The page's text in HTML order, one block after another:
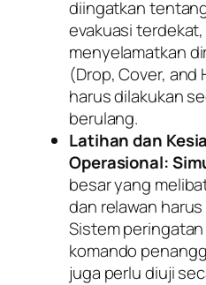
diingatkan
evakuasi
menyelamatkan
(Drop, Cover, and
harus dilakukan
berulang.
Latihan dan
Operasional:
besar yang
dan relawan
Sistem
komando
juga perlu diuji